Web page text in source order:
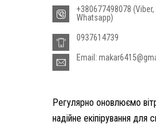
+380677498078 (Viber,
Whatsapp)
0937614739
Email:
Регулярно оновлюємо
надійне екіпірування для